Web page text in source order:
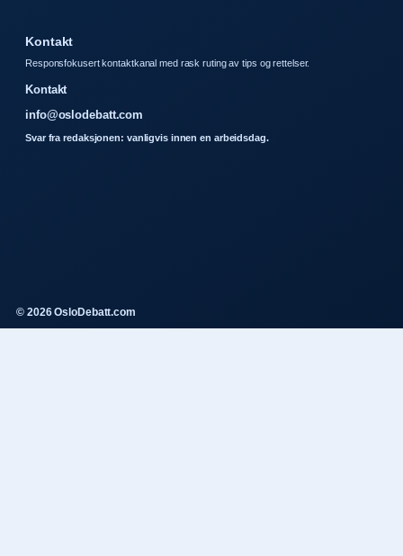
Kontakt
Responsfokusert kontaktkanal med rask ruting av tips og rettelser.
Kontakt
info@oslodebatt.com
Svar fra redaksjonen: vanligvis innen en arbeidsdag.
© 2026 OsloDebatt.com